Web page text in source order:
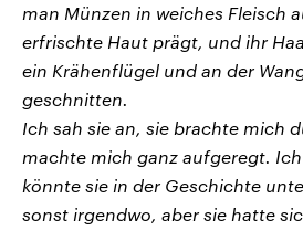
man Münzen in weiches Fleisch
erfrischte Haut prägt, und ihr
ein Krähenflügel und an der
geschnitten.
Ich sah sie an, sie brachte mich
machte mich ganz aufgeregt.
könnte sie in der Geschichte
sonst irgendwo, aber sie hatte